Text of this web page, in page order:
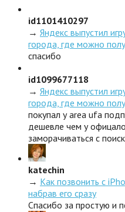
id1101410297
→ Яндекс выпустил
города, где можно
спасибо
id1099677118
→ Яндекс выпустил
города, где можно
покупал у area ufa
дешевле чем у
заморачиваться с
katechin
→ Как позвонить с
набрав его сразу
Спасибо за простую и